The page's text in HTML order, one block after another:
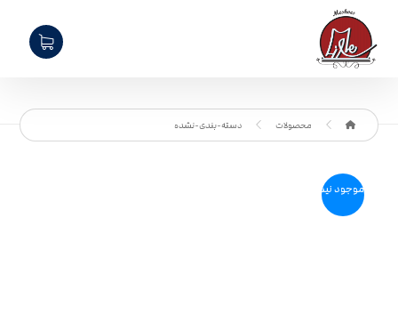
محصولات دسته-بندی-نشده
موجود نیست